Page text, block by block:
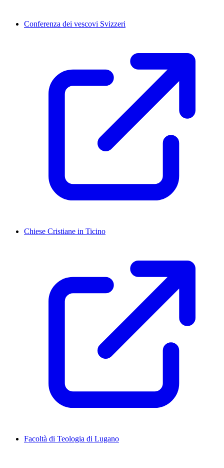
Conferenza dei vescovi Svizzeri
Chiese Cristiane in Ticino
Facoltà di Teologia di Lugano